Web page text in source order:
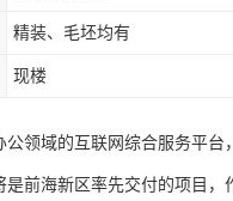
精装、毛坯均有
现楼
公领域的互联网综合服务平台
是前海新区率先交付的项目